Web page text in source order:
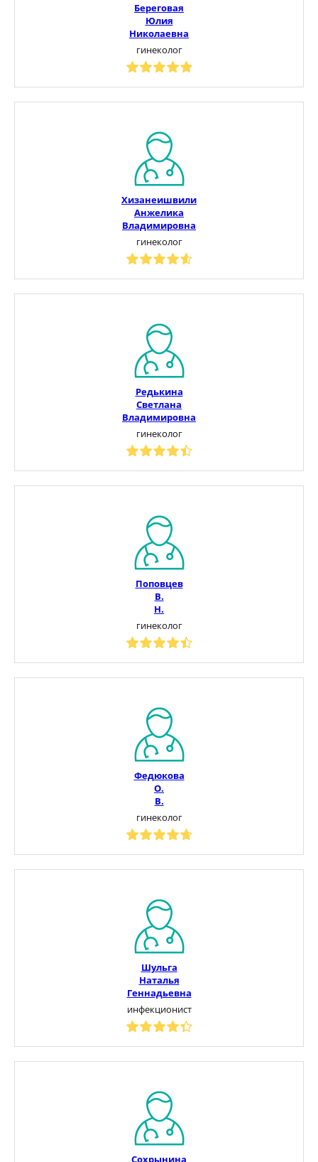
Береговая
Юлия
Николаевна
гинеколог
Хизанеишвили
Анжелика
Владимировна
гинеколог
Редькина
Светлана
Владимировна
гинеколог
Поповцев
В.
Н.
гинеколог
Федюкова
О.
В.
гинеколог
Шульга
Наталья
Геннадьевна
инфекционист
Сохрынина